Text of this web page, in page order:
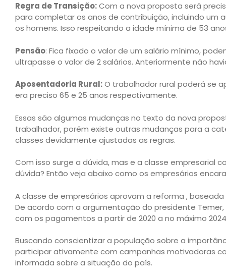
Regra de Transição:Com a nova proposta será
para completar os anos de contribuição, incluindo um
os homens. Isso respeitando a idade mínima de 53
Pensão: Fica fixado o valor de um salário mínimo,
ultrapasse o valor de 2 salários. Anteriormente não
Aposentadoria Rural:O trabalhador rural poderá se
era preciso 65 e 25 anos respectivamente.
Essas são algumas mudanças no texto da nova
trabalhador, porém existe outras mudanças para a
classes devidamente ajustadas as regras.
Com isso surge a dúvida, mas e a classe empresarial
dúvida? Então veja abaixo como os empresários
A classe de empresários aprovam a reforma ,
De acordo com a argumentação do presidente
com os pagamentos a partir de 2020 a no máximo
Buscando conscientizar a população sobre a
participar ativamente com campanhas motivadoras
informada sobre a situação do país.